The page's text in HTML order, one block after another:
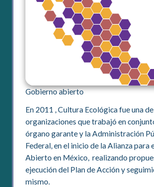
Gobierno abierto
En 2011 , Cultura Ecológica fue una
organizaciones que trabajó en
órgano garante y la Administración
Federal, en el inicio de la Alianza para
Abierto en México, realizando
ejecución del Plan de Acción y
mismo.